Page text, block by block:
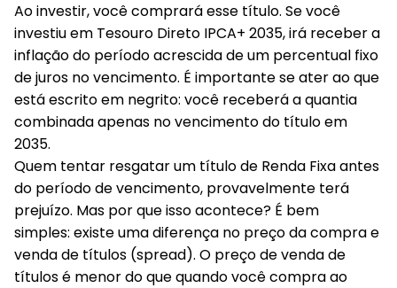
Ao investir, você comprará esse título. Se você
investiu em Tesouro Direto IPCA+ 2035, irá receber a
inflação do período acrescida de um percentual fixo
de juros no vencimento. É importante se ater ao que
está escrito em negrito: você receberá a quantia
combinada apenas no vencimento do título em
2035.
Quem tentar resgatar um título de Renda Fixa antes
do período de vencimento, provavelmente terá
prejuízo. Mas por que isso acontece? É bem
simples: existe uma diferença no preço da compra e
venda de títulos (spread). O preço de venda de
títulos é menor do que quando você compra ao